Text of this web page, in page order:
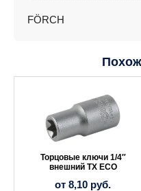
FÖRCH
Торцовые ключи 1/4″
внешний ТХ ECO
от8,10 руб.
несколько
вариаций.
Опции
выбрать
товара.